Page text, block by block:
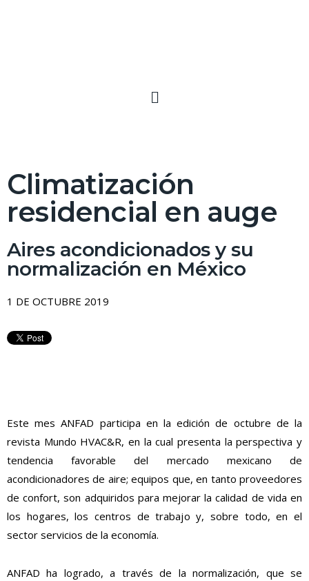
Climatización
residencial en auge
Aires acondicionados y su
normalización en México
1 DE OCTUBRE 2019
Este mes ANFAD participa en la edición de octubre de la
revista Mundo HVAC&R, en la cual presenta la perspectiva y
tendencia favorable del mercado mexicano de
acondicionadores de aire; equipos que, en tanto proveedores
de confort, son adquiridos para mejorar la calidad de vida en
los hogares, los centros de trabajo y, sobre todo, en el
sector servicios de la economía.
ANFAD ha logrado, a través de la normalización, que se